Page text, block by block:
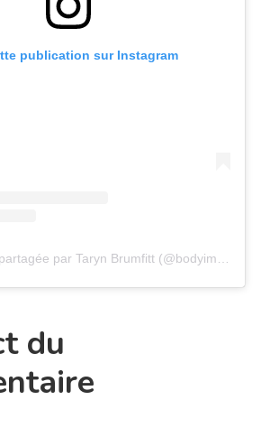
publication sur Instagram
du